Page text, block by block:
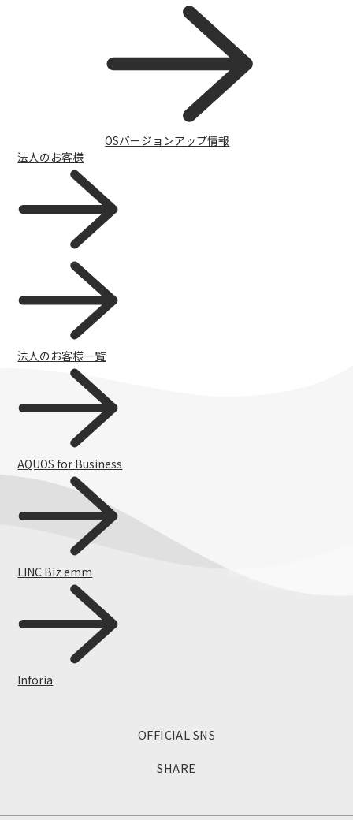
FAQ（よくある質問）
モバイル補償パック
OFFICIAL SNS
SHARE
OSバージョンアップ情報
法人のお客様
法人のお客様一覧
AQUOS for Business
LINC Biz emm
Inforia